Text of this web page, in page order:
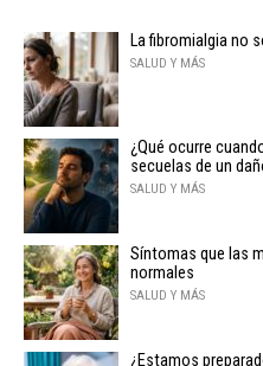
La fibromialgia no
SALUD Y MÁS
¿Qué ocurre
secuelas de un
SALUD Y MÁS
Síntomas que las
normales
SALUD Y MÁS
¿Estamos